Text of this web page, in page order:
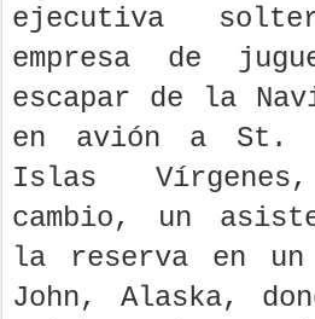
ejecutiva
empresa de
escapar de la
en avión a St.
Islas
cambio, un
la reserva en
John, Alaska,